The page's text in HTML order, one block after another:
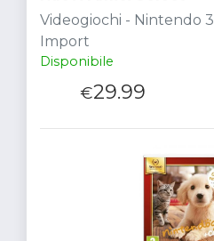
Videogiochi - Nintendo
Import
Disponibile
€29.99